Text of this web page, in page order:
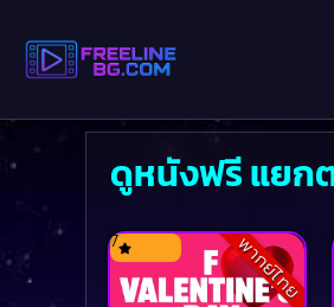
ดูหนังฟรี แยก
พากย์ไทย
7